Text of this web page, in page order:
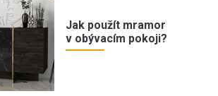
Jak použít mramor
v obývacím pokoji?